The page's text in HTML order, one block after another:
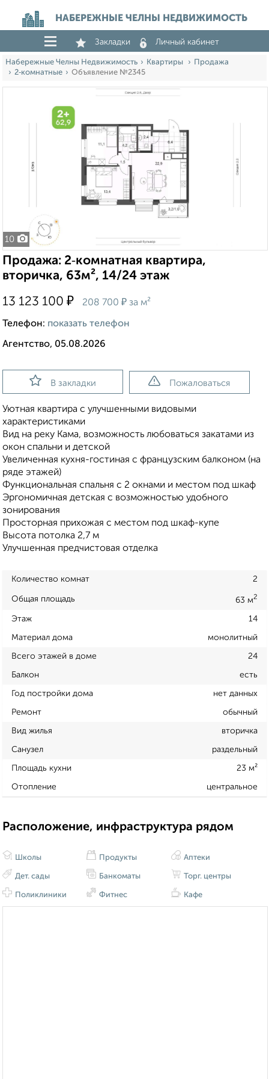
НАБЕРЕЖНЫЕ ЧЕЛНЫ НЕДВИЖИМОСТЬ
Закладки Личный кабинет
Набережные Челны Недвижимость Квартиры
Продажа
2‑комнатные
Объявление №2345
10
Продажа: 2‑комнатная квартира,
вторичка, 63м², 14/24 этаж
13 123 100 ₽ 208 700 ₽ за м²
Телефон: показать телефон
Агентство, 05.08.2026
В закладки Пожаловаться
Уютная квартира с улучшенными видовыми
характеристиками
Вид на реку Кама, возможность любоваться закатами из
окон спальни и детской
Увеличенная кухня-гостиная с французским балконом (на
ряде этажей)
Функциональная спальня с 2 окнами и местом под шкаф
Эргономичная детская с возможностью удобного
зонирования
Просторная прихожая с местом под шкаф-купе
Высота потолка 2,7 м
Улучшенная предчистовая отделка
Количество комнат 2
Общая площадь 63 м2
Этаж 14
Материал дома монолитный
Всего этажей в доме 24
Балкон есть
Год постройки дома нет данных
Ремонт обычный
Вид жилья вторичка
Санузел раздельный
Площадь кухни 23 м²
Отопление центральное
Расположение, инфраструктура рядом
Школы
Дет. сады
Поликлиники
Продукты
Банкоматы
Фитнес
Аптеки
Торг. центры
Кафе